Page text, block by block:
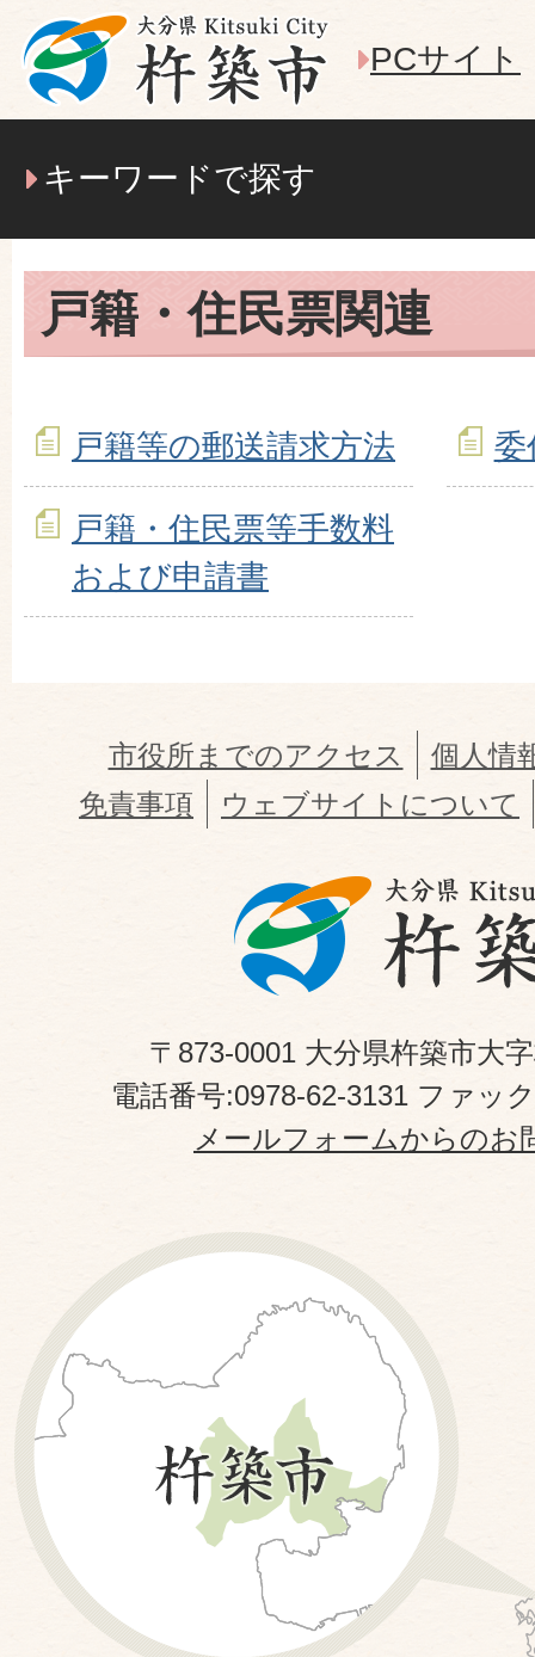
PCサイト
キーワードで探す
戸籍・住民票関連
戸籍等の郵送請求方法 委
戸籍・住民票等手数料
および申請書
市役所までのアクセス
個人情
免責事項
ウェブサイトについて
〒873-0001 大分県杵築市大
電話番号:0978-62-3131 ファッ
メールフォームからのお